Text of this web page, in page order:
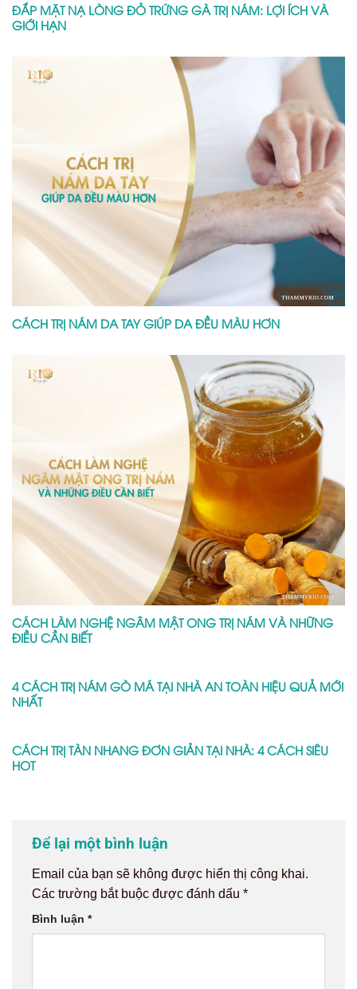
ĐẮP MẶT NẠ LÒNG ĐỎ TRỨNG GÀ TRỊ NÁM: LỢI ÍCH VÀ
GIỚI HẠN
CÁCH TRỊ NÁM DA TAY GIÚP DA ĐỀU MÀU HƠN
CÁCH LÀM NGHỆ NGÂM MẬT ONG TRỊ NÁM VÀ NHỮNG
ĐIỀU CẦN BIẾT
4 CÁCH TRỊ NÁM GÒ MÁ TẠI NHÀ AN TOÀN HIỆU QUẢ MỚI
NHẤT
CÁCH TRỊ TÀN NHANG ĐƠN GIẢN TẠI NHÀ: 4 CÁCH SIÊU
HOT
Để lại một bình luận
Email của bạn sẽ không được hiển thị công khai.
Các trường bắt buộc được đánh dấu *
Bình luận *